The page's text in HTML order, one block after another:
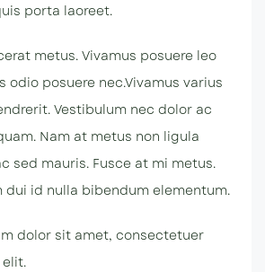
porta laoreet.
metus. Vivamus posuere leo
odio posuere nec.Vivamus varius
Vestibulum nec dolor ac
Nam at metus non ligula
sed mauris. Fusce at mi metus.
dui id nulla bibendum elementum.
dolor sit amet, consectetuer